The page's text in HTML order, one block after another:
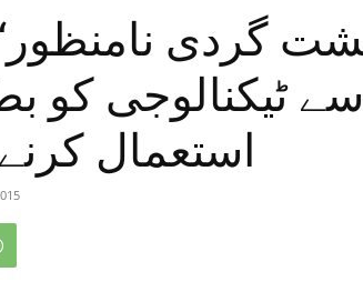
گردی نامنظور‘
ٹیکنالوجی کو
استعمال